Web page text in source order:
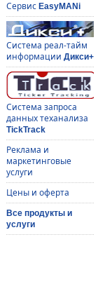
Сервис EasyMANi
Система реал-тайм
информации Дикси+
Система запроса
данных теханализа
TickTrack
Реклама и
маркетинговые
услуги
Цены и оферта
Все продукты и
услуги